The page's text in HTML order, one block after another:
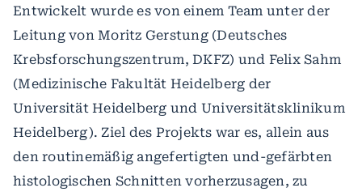
Entwickelt wurde es von einem Team unter der
Leitung von Moritz Gerstung (Deutsches
Krebsforschungszentrum, DKFZ) und Felix Sahm
(Medizinische Fakultät Heidelberg der
Universität Heidelberg und Universitätsklinikum
Heidelberg). Ziel des Projekts war es, allein aus
den routinemäßig angefertigten und-gefärbten
histologischen Schnitten vorherzusagen, zu